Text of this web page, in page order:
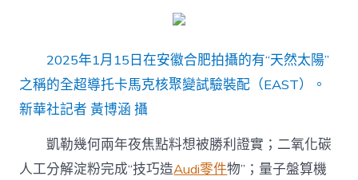
2025年1月15日在安徽合肥拍攝的有“天然太陽”
之稱的全超導托卡馬克核聚變試驗裝配（EAST）。
新華社記者 黃博涵 攝
凱勒幾何兩年夜焦點料想被勝利證實；二氧化碳
人工分解淀粉完成“技巧造Audi零件物”；量子盤算機